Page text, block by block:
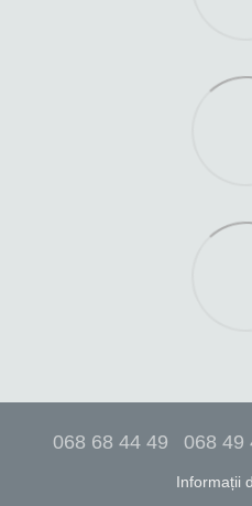
068 68 44 49 068 49
Informații